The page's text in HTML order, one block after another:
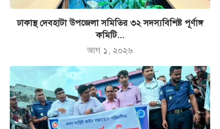
ঢাকাস্থ দেবহাটা উপজেলা সমিতির ৩২ সদস্যবিশিষ্ট পূর্ণাঙ্গ
কমিটি...
আগ ১, ২০২৬